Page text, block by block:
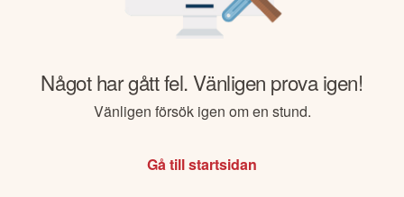
Något har gått fel. Vänligen prova igen!
Vänligen försök igen om en stund.
Gå till startsidan